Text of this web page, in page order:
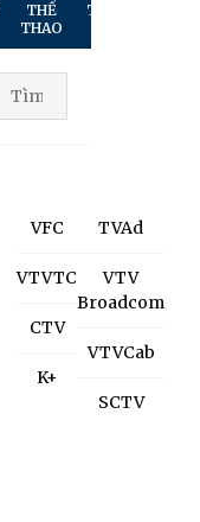
THỂ
THAO
TRUYỀN
VFC
VTVTC
CTV
K+
TVAd
VTV
Broadcom
VTVCab
SCTV